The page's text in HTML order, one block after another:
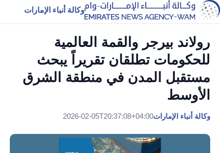
وكالة أنباء الإمارات
رولاند بيرجر والقمة العالمية
للحكومات تطلقان تقريراً يبحث
مستقبل المدن في منطقة الشرق
الأوسط
وكالة أنباء الإمارات2026-02-05T20:37:08+04:00